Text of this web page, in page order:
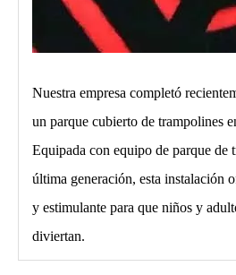
Nuestra empresa completó
un parque cubierto de trampolines
Equipada con equipo de parque de
última generación, esta instalación
y estimulante para que niños y
diviertan.